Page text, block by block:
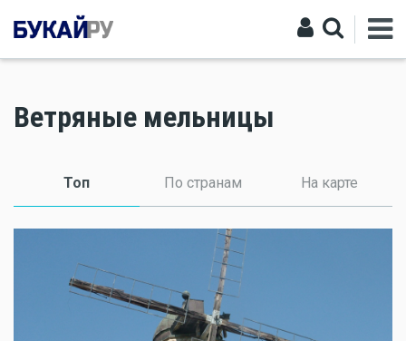
Ветряные мельницы
Топ (активная вкладка)
По странам На карте